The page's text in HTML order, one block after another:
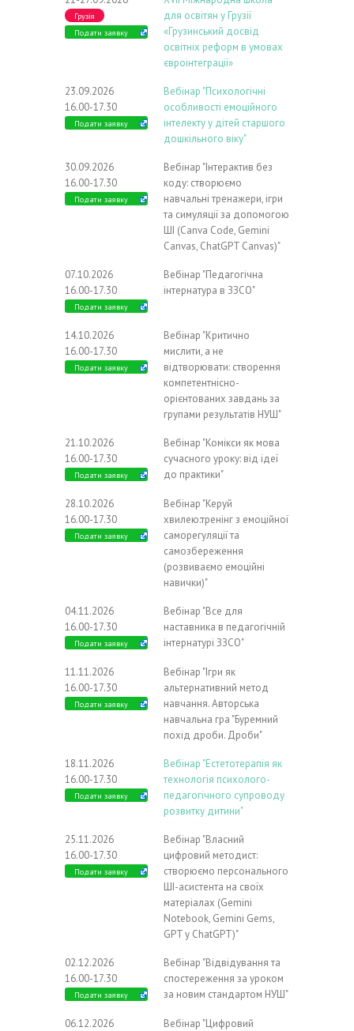
Грузія
Подати заявку
для освітян у Грузії
«Грузинський досвід
освітніх реформ в умовах
євроінтеграції»
23.09.2026
16.00-17.30
Подати заявку
Вебінар "Психологічні
особливості емоційного
інтелекту у дітей старшого
дошкільного віку"
30.09.2026
16.00-17.30
Подати заявку
Вебінар "Інтерактив без
коду: створюємо
навчальні тренажери, ігри
та симуляції за допомогою
ШІ (Canva Code, Gemini
Canvas, ChatGPT Canvas)"
07.10.2026
16.00-17.30
Подати заявку
Вебінар "Педагогічна
інтернатура в ЗЗСО"
14.10.2026
16.00-17.30
Подати заявку
Вебінар "Критично
мислити, а не
відтворювати: створення
компетентнісно-
орієнтованих завдань за
групами результатів НУШ"
21.10.2026
16.00-17.30
Подати заявку
Вебінар "Комікси як мова
сучасного уроку: від ідеї
до практики"
28.10.2026
16.00-17.30
Подати заявку
Вебінар "Керуй
хвилею:тренінг з емоційної
саморегуляції та
самозбереження
(розвиваємо емоційні
навички)"
04.11.2026
16.00-17.30
Подати заявку
Вебінар "Все для
наставника в педагогічній
інтернатурі ЗЗСО"
11.11.2026
16.00-17.30
Подати заявку
Вебінар "Ігри як
альтернативний метод
навчання. Авторська
навчальна гра "Буремний
похід дроби. Дроби"
18.11.2026
16.00-17.30
Подати заявку
Вебінар "Естетотерапія як
технологія психолого-
педагогічного супроводу
розвитку дитини"
25.11.2026
16.00-17.30
Подати заявку
Вебінар "Власний
цифровий методист:
створюємо персонального
ШІ-асистента на своїх
матеріалах (Gemini
Notebook, Gemini Gems,
GPT у ChatGPT)"
02.12.2026
16.00-17.30
Подати заявку
Вебінар "Відвідування та
спостереження за уроком
за новим стандартом НУШ"
06.12.2026
Вебінар "Цифровий